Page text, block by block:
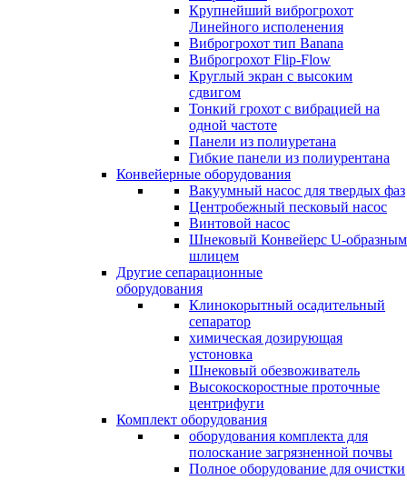
Крупнейший виброгрохот
Линейного исполенения
Виброгрохот тип Banana
Виброгрохот Flip-Flow
Круглый экран с высоким
сдвигом
Тонкий грохот с вибрацией на
одной частоте
Панели из полиуретана
Гибкие панели из полиурентана
Конвейерные оборудования
Вакуумный насос для твердых фаз
Центробежный песковый насос
Винтовой насос
Шнековый Конвейерс U-образным
шлицем
Другие сепарационные
оборудования
Клинокорытный осадительный
сепаратор
химическая дозирующая
устоновка
Шнековый обезвоживатель
Высокоскоростные проточные
центрифуги
Комплект оборудования
оборудования комплекта для
полоскание загрязненной почвы
Полное оборудование для очистки